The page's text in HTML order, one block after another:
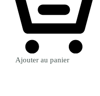
Ajouter au panier